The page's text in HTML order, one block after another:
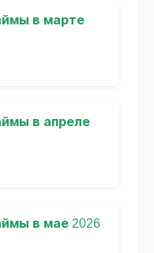
в марте
в апреле
в мае 2026